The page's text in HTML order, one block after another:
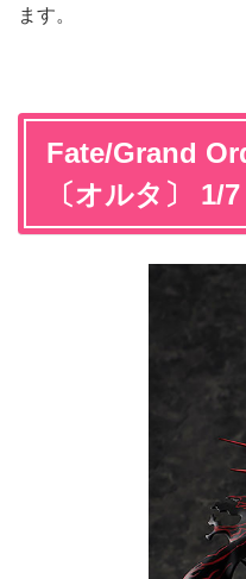
ます。
Fate/Grand
〔オルタ〕 1/